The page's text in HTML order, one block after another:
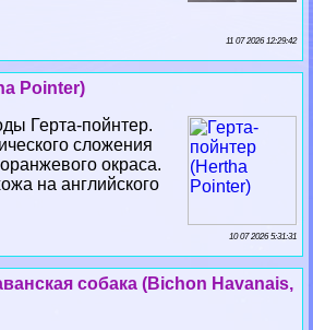
11 07 2026 12:29:42
Pointer)
Герта-пойнтер.
сложения
окраса.
на английского
10 07 2026 5:31:31
собака (Bichon Havanais,